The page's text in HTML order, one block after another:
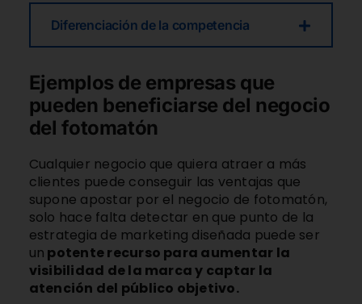
Diferenciación de la competencia
Ejemplos de empresas que
pueden beneficiarse del negocio
del fotomatón
Cualquier negocio que quiera atraer a más
clientes puede conseguir las ventajas que
supone apostar por el negocio de fotomatón,
solo hace falta detectar en que punto de la
estrategia de marketing diseñada puede ser
un potente recurso para aumentar la
visibilidad de la marca y captar la
atención del público objetivo.